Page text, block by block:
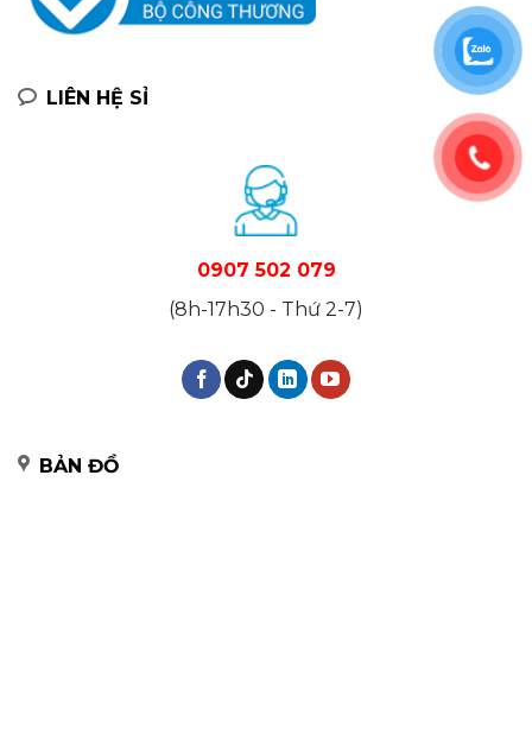
LIÊN HỆ SỈ
0907 502 079
(8h-17h30 - Thứ 2-7)
BẢN ĐỒ